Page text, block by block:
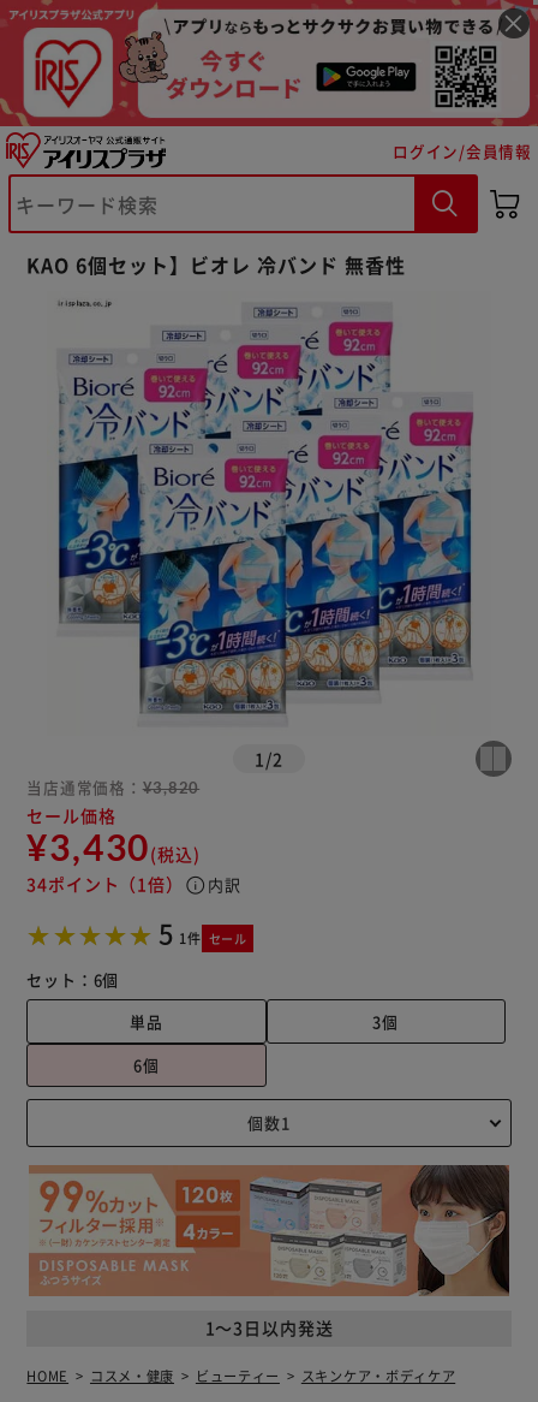
ログイン/会員情報
KAO 6個セット】ビオレ 冷バンド 無香性
1 /2
当店通常価格： ¥3,820
セール価格
¥3,430(税込)
34ポイント （1倍） info 内訳
5 1件 セール
セット： 6個
単品
3個
6個
1～3日以内発送
HOME コスメ・健康 ビューティー スキンケア・ボディケア
※ご確認ください